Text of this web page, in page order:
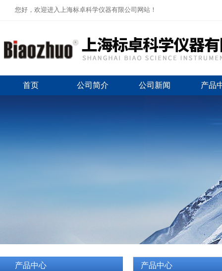
您好，欢迎进入上海标卓科学仪器有限公司网站！
首页 公司简介 公司新闻 产品
产品中心 产品中心